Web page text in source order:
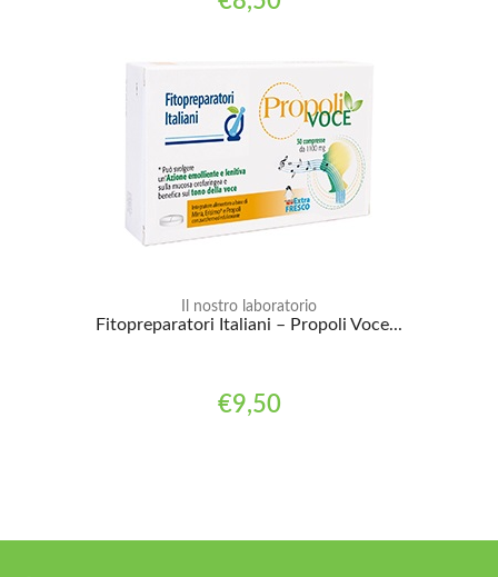
Il nostro laboratorio
Fitopreparatori Italiani – Propoli Voce...
€9,50